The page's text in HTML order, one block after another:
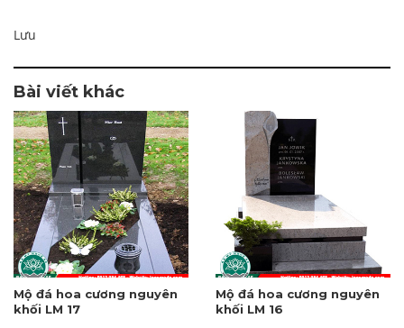
Lưu
Bài viết khác
Mộ đá hoa cương nguyên
khối LM 17
Mộ đá hoa cương nguyên
khối LM 16